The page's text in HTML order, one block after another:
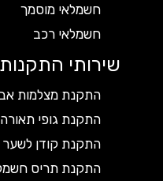
חשמלאי מוסמך
חשמלאי רכב
שירותי התקנות
התקנת מצלמות אבטחה
התקנת גופי תאורה
התקנת קודן לשער
התקנת תריס חשמלי